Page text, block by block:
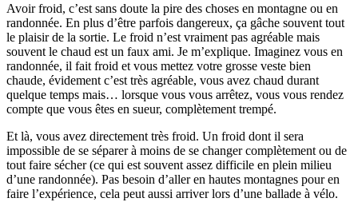
Avoir froid, c’est sans doute la pire des choses en montagne ou en
randonnée. En plus d’être parfois dangereux, ça gâche souvent tout
le plaisir de la sortie. Le froid n’est vraiment pas agréable mais
souvent le chaud est un faux ami. Je m’explique. Imaginez vous en
randonnée, il fait froid et vous mettez votre grosse veste bien
chaude, évidement c’est très agréable, vous avez chaud durant
quelque temps mais… lorsque vous vous arrêtez, vous vous rendez
compte que vous êtes en sueur, complètement trempé.
Et là, vous avez directement très froid. Un froid dont il sera
impossible de se séparer à moins de se changer complètement ou de
tout faire sécher (ce qui est souvent assez difficile en plein milieu
d’une randonnée). Pas besoin d’aller en hautes montagnes pour en
faire l’expérience, cela peut aussi arriver lors d’une ballade à vélo.